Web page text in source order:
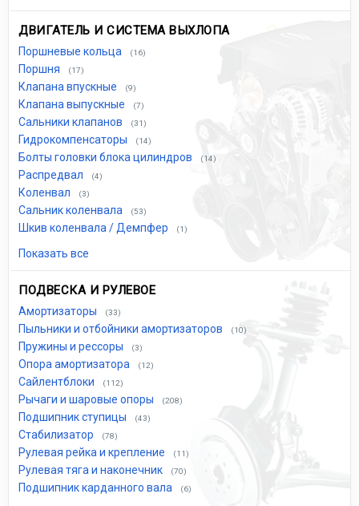
ДВИГАТЕЛЬ И СИСТЕМА ВЫХЛОПА
Поршневые кольца (16)
Поршня (17)
Клапана впускные (9)
Клапана выпускные (7)
Сальники клапанов (31)
Гидрокомпенсаторы (14)
Болты головки блока цилиндров (14)
Распредвал (4)
Коленвал (3)
Сальник коленвала (53)
Шкив коленвала / Демпфер (1)
Показать все
ПОДВЕСКА И РУЛЕВОЕ
Амортизаторы (33)
Пыльники и отбойники амортизаторов (10)
Пружины и рессоры (3)
Опора амортизатора (12)
Сайлентблоки (112)
Рычаги и шаровые опоры (208)
Подшипник ступицы (43)
Стабилизатор (78)
Рулевая рейка и крепление (11)
Рулевая тяга и наконечник (70)
Подшипник карданного вала (6)